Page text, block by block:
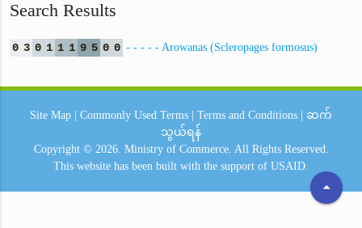
Search Results
0 3 0 1 1 1 9 5 0 0 - - - - - Arowanas (Scleropages formosus)
arrow_drop_up
Site Map Commonly Used Terms Terms and Conditions
ဆက်
သွယ်ရန်
Copyright © 2026. Ministry of Commerce. All Rights Reserved.
This website has been built with the support of USAID.